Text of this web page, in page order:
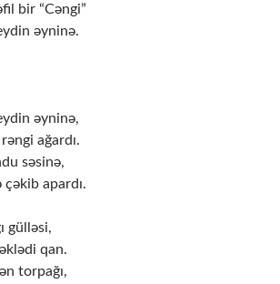
bir “Cəngi”
əyninə.
əyninə,
ağardı.
səsinə,
apardı.
gülləsi,
qan.
torpağı,